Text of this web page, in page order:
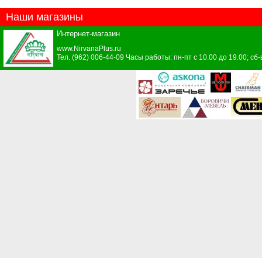
Наши магазины
Интернет-магазин
www.NirvanaPlus.ru
Тел. (962) 006-44-09 Часы работы: пн-пт с 10.00 до 19.00; сб-